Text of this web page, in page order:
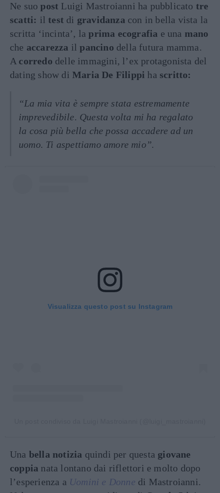
Ne suopost Luigi Mastroianni ha pubblicato tre
scatti: iltest di gravidanza con in bella vista la
scritta ‘incinta’, laprima ecografia e una mano
che accarezza ilpancino della futura mamma.
A corredo delle immagini, l’ex protagonista del
dating show di Maria De Filippi ha scritto:
“La mia vita è sempre stata estremamente
imprevedibile. Questa volta mi ha regalato
la cosa più bella che possa accadere ad un
uomo. Ti aspettiamo amore mio”.
Visualizza questo post su Instagram
Una bella notizia quindi per questa giovane
coppia nata lontano dai riflettori e molto dopo
l’esperienza a Uomini e Donne di Mastroianni.